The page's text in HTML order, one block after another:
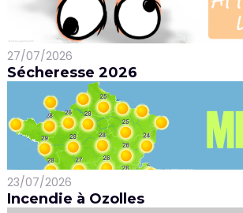
27/07/2026
Sécheresse 2026
23/07/2026
Incendie à Ozolles